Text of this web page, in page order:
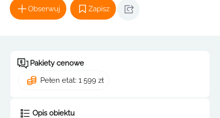
Obserwuj Zapisz
Pakiety cenowe
Pełen etat: 1 599 zł
Opis obiektu